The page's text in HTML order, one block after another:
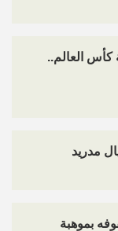
كأس العالم..
مدريد
بموهبة